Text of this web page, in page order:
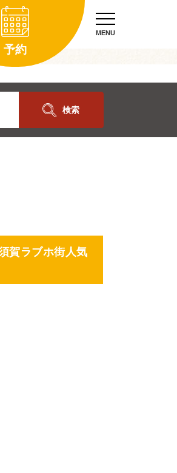
予約
MENU
検索
賀ラブホ街人気